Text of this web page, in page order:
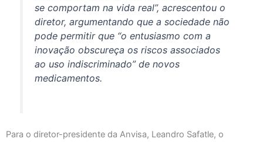
se comportam na vida real”, acrescentou o
diretor, argumentando que a sociedade não
pode permitir que “o entusiasmo com a
inovação obscureça os riscos associados
ao uso indiscriminado” de novos
medicamentos.
Para o diretor-presidente da Anvisa, Leandro Safatle, o